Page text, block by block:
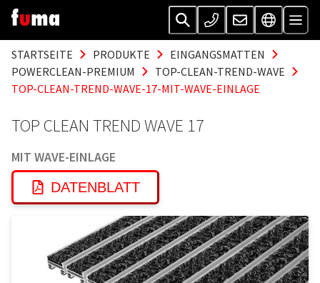
STARTSEITE PRODUKTE
EINGANGSMATTEN
POWERCLEAN-PREMIUM
TOP-CLEAN-TREND-WAVE
TOP-CLEAN-TREND-WAVE-17-MIT-WAVE-EINLAGE
TOP CLEAN TREND WAVE 17
MIT WAVE-EINLAGE
DATENBLATT